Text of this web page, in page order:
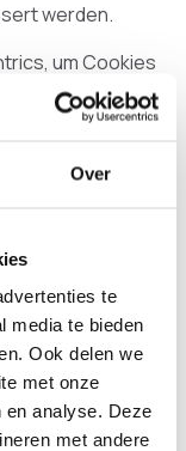
Over
te
media te bieden
Ook delen we
met onze
analyse. Deze
met andere
werden.
um Cookies
Ueber
Ihren Cookie-
eingeteilt
damit Website